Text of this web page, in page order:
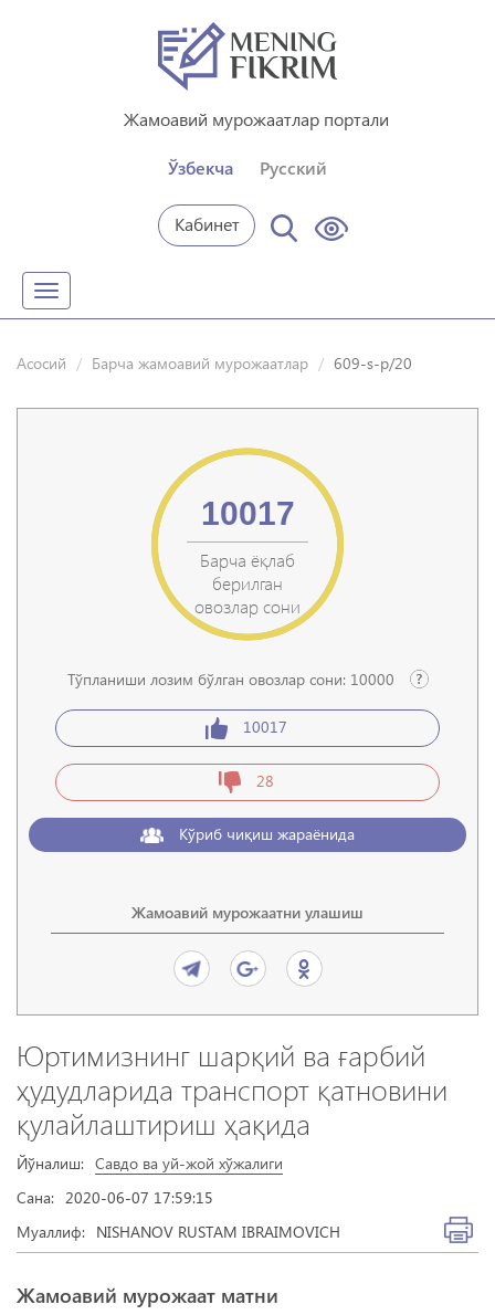
Жамоавий мурожаатлар портали
Ўзбекча Русский
Кабинет
Toggle
navigation
Асосий Барча жамоавий мурожаатлар 609-s-p/20
Барча ёқлаб
берилган
овозлар сони
10017
Тўпланиши лозим бўлган овозлар сони: 10000
10017
28
Кўриб чиқиш жараёнида
Жамоавий мурожаатни улашиш
Юртимизнинг шарқий ва ғарбий
ҳудудларида транспорт қатновини
қулайлаштириш ҳақида
Йўналиш: Савдо ва уй-жой хўжалиги
Сана: 2020-06-07 17:59:15
Муаллиф: NISHANOV RUSTAM IBRAIMOVICH
Жамоавий мурожаат матни